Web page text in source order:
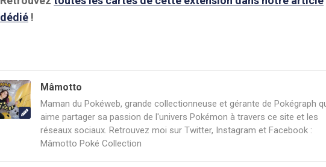
dédié !
Mâmotto
Maman du Pokéweb, grande collectionneuse et gérante de Pokégraph
aime partager sa passion de l'univers Pokémon à travers ce site et les
réseaux sociaux. Retrouvez moi sur Twitter, Instagram et Facebook :
Mâmotto Poké Collection